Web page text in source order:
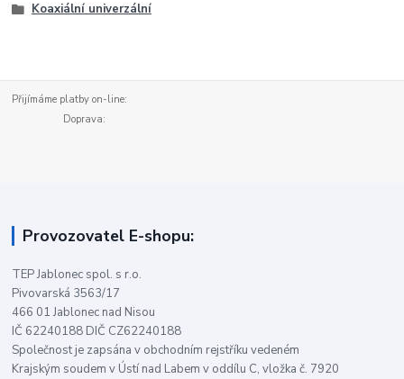
Koaxiální univerzální
Přijímáme platby on-line:
Doprava:
Provozovatel E-shopu:
TEP Jablonec spol. s r.o.
Pivovarská 3563/17
466 01 Jablonec nad Nisou
IČ 62240188 DIČ CZ62240188
Společnost je zapsána v obchodním rejstříku vedeném
Krajským soudem v Ústí nad Labem v oddílu C, vložka č. 7920